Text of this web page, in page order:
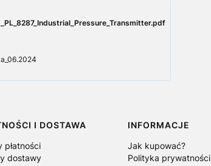
I DOSTAWA
płatności
dostawy
INFORMACJE
Jak kupować?
Polityka prywatności